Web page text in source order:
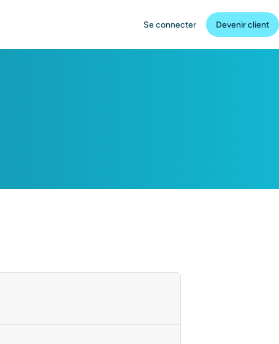
Se connecter Devenir client